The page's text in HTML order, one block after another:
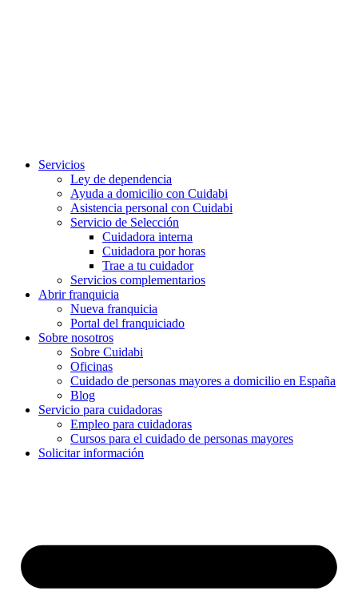
Servicios
Ley de dependencia
Ayuda a domicilio con Cuidabi
Asistencia personal con Cuidabi
Servicio de Selección
Cuidadora interna
Cuidadora por horas
Trae a tu cuidador
Servicios complementarios
Abrir franquicia
Nueva franquicia
Portal del franquiciado
Sobre nosotros
Sobre Cuidabi
Oficinas
Cuidado de personas mayores a domicilio en España
Blog
Servicio para cuidadoras
Empleo para cuidadoras
Cursos para el cuidado de personas mayores
Solicitar información